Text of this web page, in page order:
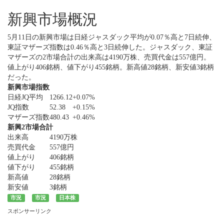
新興市場概況
5月11日の新興市場は日経ジャスダック平均が0.07％高と7日続伸、
東証マザーズ指数は0.46％高と3日続伸した。ジャスダック、東証
マザーズの2市場合計の出来高は4190万株、売買代金は557億円。
値上がり406銘柄、値下がり455銘柄。新高値28銘柄、新安値3銘柄
だった。
新興市場指数
日経JQ平均
1266.12+0.07%
JQ指数
52.38
+0.15%
マザーズ指数480.43 +0.46%
新興2市場合計
出来高
4190万株
売買代金
557億円
値上がり
406銘柄
値下がり
455銘柄
新高値
28銘柄
新安値
3銘柄
市況 市況 日本株
スポンサーリンク